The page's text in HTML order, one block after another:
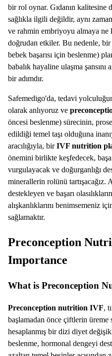
bir rol oynar. Gıdanın kalitesine
sağlıkla ilgili değildir, aynı
ve rahmin embriyoyu almaya ne
doğrudan etkiler. Bu nedenle, bir
bebek başarısı için beslenme)
babalık hayaline ulaşma
bir adımdır.
Safemedigo'da, tedavi
olarak anlıyoruz ve
öncesi beslenme) sürecinin,
edildiği temel taşı olduğuna
aracılığıyla, birIVF nutrition
önemini birlikte keşfedecek,
vurgulayacak ve doğurganlığı
minerallerin rolünü tartışacağız.
destekleyen ve başarı
alışkanlıklarını benimsemeniz
sağlamaktır.
Preconception
Importance
What is Preconception
Preconception nutrition IVF,
başlamadan önce çiftlerin üreme
hesaplanmış bir dizi diyet
beslenme, hormonal dengeyi